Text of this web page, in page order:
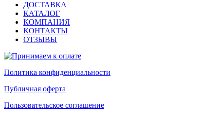
ДОСТАВКА
КАТАЛОГ
КОМПАНИЯ
КОНТАКТЫ
ОТЗЫВЫ
Политика конфиденциальности
Публичная оферта
Пользовательское соглашение